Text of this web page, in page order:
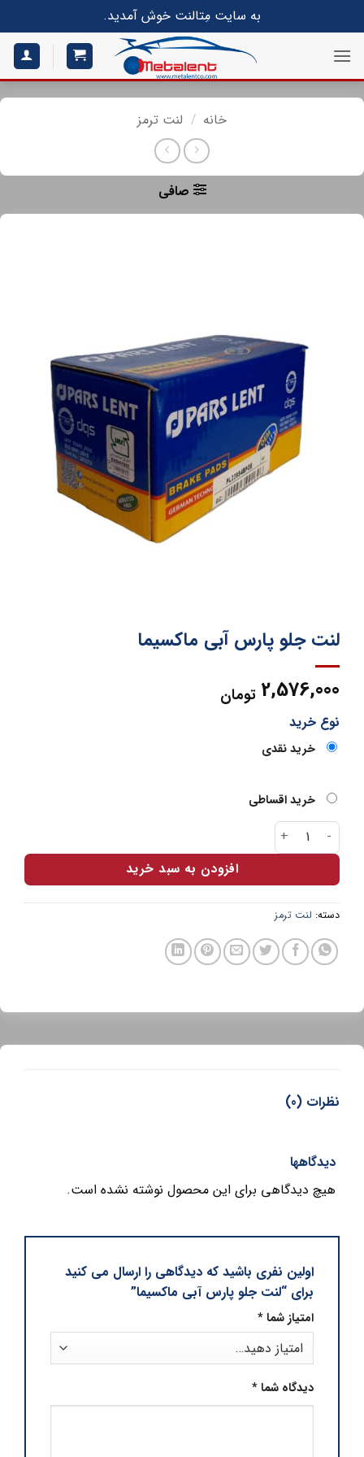
به سایت مِتالنت خوش آمدید.
خانه / لنت ترمز
صافی
لنت جلو پارس آبی ماکسیما
2,576,000 تومان
نوع خرید
خرید نقدی
خرید اقساطی
لنت جلو پارس آبی ماکسیما عدد
افزودن به سبد خرید
دسته:لنت ترمز
نظرات (0)
دیدگاهها
هیچ دیدگاهی برای این محصول نوشته نشده است.
اولین نفری باشید که دیدگاهی را ارسال می کنید
برای “لنت جلو پارس آبی ماکسیما”
امتیاز شما*
دیدگاه شما*